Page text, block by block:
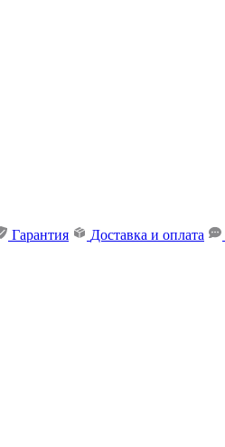
Гарантия Доставка и оплата